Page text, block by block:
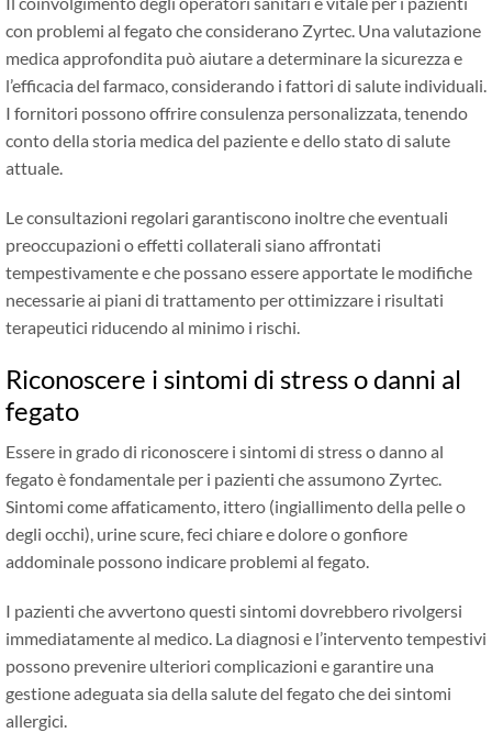
con problemi al fegato che considerano Zyrtec. Una valutazione
medica approfondita può aiutare a determinare la sicurezza e
l’efficacia del farmaco, considerando i fattori di salute individuali.
I fornitori possono offrire consulenza personalizzata, tenendo
conto della storia medica del paziente e dello stato di salute
attuale.
Le consultazioni regolari garantiscono inoltre che eventuali
preoccupazioni o effetti collaterali siano affrontati
tempestivamente e che possano essere apportate le modifiche
necessarie ai piani di trattamento per ottimizzare i risultati
terapeutici riducendo al minimo i rischi.
Riconoscere i sintomi di stress o danni al
fegato
Essere in grado di riconoscere i sintomi di stress o danno al
fegato è fondamentale per i pazienti che assumono Zyrtec.
Sintomi come affaticamento, ittero (ingiallimento della pelle o
degli occhi), urine scure, feci chiare e dolore o gonfiore
addominale possono indicare problemi al fegato.
I pazienti che avvertono questi sintomi dovrebbero rivolgersi
immediatamente al medico. La diagnosi e l’intervento tempestivi
possono prevenire ulteriori complicazioni e garantire una
gestione adeguata sia della salute del fegato che dei sintomi
allergici.